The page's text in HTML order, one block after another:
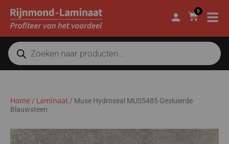
0
Home / Laminaat / Muse Hydroseal MUS5485 Gesluierde
Blauwsteen